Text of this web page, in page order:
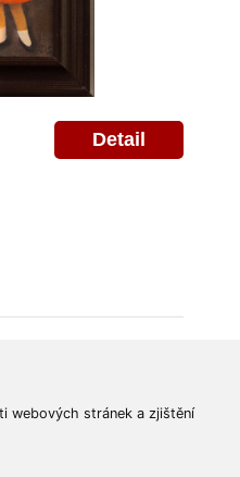
webových stránek a zjištění
Detail